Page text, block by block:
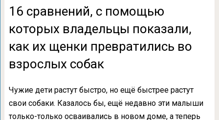
16 сравнений, с помощью
которых владельцы показали,
как их щенки превратились во
взрослых собак
Чужие дети растут быстро, но ещё быстрее растут
свои собаки. Казалось бы, ещё недавно эти малыши
только-только осваивались в новом доме, а теперь